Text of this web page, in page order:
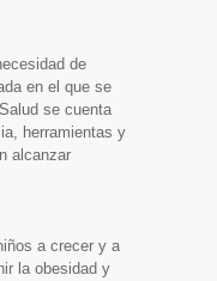
de
en el que se
se cuenta
herramientas y
alcanzar
a crecer y a
la obesidad y